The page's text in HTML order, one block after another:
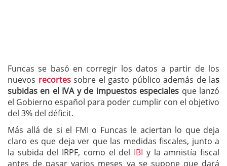
Funcas se basó en corregir los datos a partir de los
nuevos recortessobre el gasto público además de las
subidas en el IVA y de impuestos especiales que lanzó
el Gobierno español para poder cumplir con el objetivo
del 3% del déficit.
Más allá de si el FMI o Funcas le aciertan lo que deja
claro es que deja ver que las medidas fiscales, junto a
la subida del IRPF, como el del IBI y la amnistía fiscal
antes de pasar varios meses ya se supone que dará